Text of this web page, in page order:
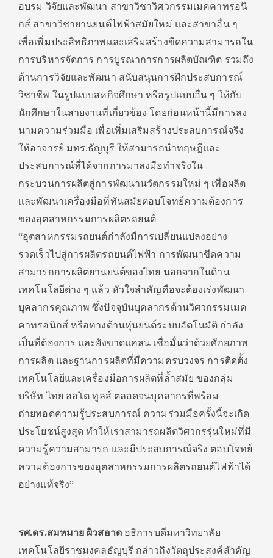
อบรม วิจัยและพัฒนา สาขาวิชาวิศวกรรมเมคคาทรอนิ
กส์ สาขาวิชายานยนต์ไฟฟ้าสมัยใหม่ และสาขาอื่น ๆ
เพื่อเพิ่มประสิทธิภาพและเสริมสร้างขีดความสามารถใน
การบริหารจัดการ การบูรณาการการผลิตบัณฑิต รวมถึง
ด้านการวิจัยและพัฒนา สนับสนุนการฝึกประสบการณ์
วิชาชีพ ในรูปแบบสหกิจศึกษา หรือรูปแบบอื่น ๆ ให้กับ
นักศึกษาในสายงานที่เกี่ยวข้อง โดยก่อนหน้านี้มีการลง
นามความร่วมมือ เพื่อเพิ่มเสริมสร้างประสบการณ์จริง
ให้อาจารย์ มทร.ธัญบุรี ให้สามารถนำทฤษฎีและ
ประสบการณ์ที่ได้จากการมาลงมือทำจริงใน
กระบวนการผลิตสู่การพัฒนานวัตกรรมใหม่ ๆ เพื่อผลิต
และพัฒนาเครื่องมือที่ทันสมัยตอบโจทย์ความต้องการ
ของอุตสาหกรรมการผลิตรถยนต์
“อุตสาหกรรมรถยนต์กำลังมีการเปลี่ยนแปลงอย่าง
รวดเร็วไปสู่การผลิตรถยนต์ไฟฟ้า การพัฒนาขีดความ
สามารถการผลิตยานยนต์ของไทย นอกจากในด้าน
เทคโนโลยีต่าง ๆ แล้ว หัวใจสำคัญคือจะต้องเร่งพัฒนา
บุคลากรคุณภาพ ซึ่งปัจจุบันบุคลากรด้านวิศวกรรมเมค
คาทรอนิกส์ หรือทางด้านหุ่นยนต์ระบบอัตโนมัติ กำลัง
เป็นที่ต้องการ และยังขาดแคลน เชื่อมั่นว่าด้วยศักยภาพ
การผลิต และฐานการผลิตที่มีความครบวงจร การติดตั้ง
เทคโนโลยีและเครื่องมือการผลิตที่ล้ำสมัย ของกลุ่ม
บริษัท ไทย ออโต ทูลส์ ตลอดจนบุคลากรที่พร้อม
ถ่ายทอดความรู้ประสบการณ์ ความร่วมมือครั้งนี้จะเกิด
ประโยชน์สูงสุด ทำให้เราสามารถผลิตวิศวกรรุ่นใหม่ที่มี
ความรู้ความสามารถ และมีประสบการณ์จริง ตอบโจทย์
ความต้องการของอุตสาหกรรมการผลิตรถยนต์ไฟฟ้าได้
อย่างแท้จริง”
รศ.ดร.สมหมาย ผิวสอาดอธิการบดีมหาวิทยาลัย
เทคโนโลยีราชมงคลธัญบุรี กล่าวถึงวัตถุประสงค์สำคัญ